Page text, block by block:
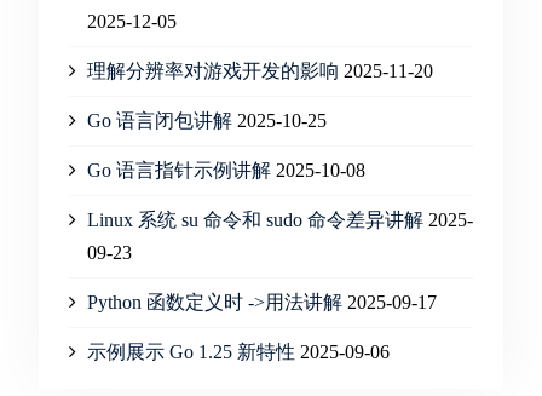
2025-12-05
理解分辨率对游戏开发的影响 2025-11-20
Go 语言闭包讲解 2025-10-25
Go 语言指针示例讲解 2025-10-08
Linux 系统 su 命令和 sudo 命令差异讲解 2025-
09-23
Python 函数定义时 ->用法讲解 2025-09-17
示例展示 Go 1.25 新特性 2025-09-06